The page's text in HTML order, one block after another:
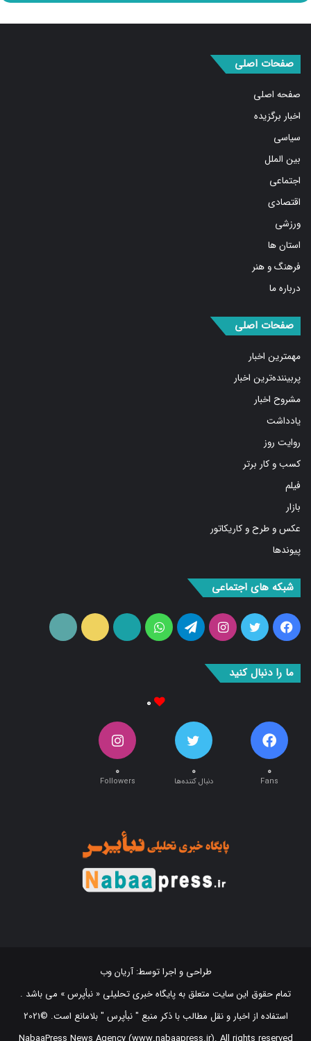
صفحه اصلی
اخبار برگزیده
سیاسی
بین الملل
اجتماعی
اقتصادی
ورزشی
استان ها
فرهنگ و هنر
درباره ما
مهمترین اخبار
پربیننده‌ترین اخبار
مشروح اخبار
یادداشت
روایت روز
کسب و کار برتر
فیلم
بازار
عکس و طرح و کاریکاتور
پیوندها
فیس
بوک
توییتراینستاگرامتلگرامواتس
آپ
آپارات ایتا
تمام حقوق این سایت متعلق به پایگاه خبری تحلیلی « نبأپرس » می باشد .
استفاده از اخبار و نقل مطالب با ذکر منبع "‌ نبأپرس " بلامانع است. ©2021
NabaaPress News Agency (www.nabaapress.ir). All rights reserved